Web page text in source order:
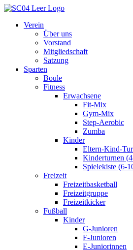
Inhalt
springen
Verein
Über uns
Vorstand
Mitgliedschaft
Satzung
Sparten
Boule
Fitness
Erwachsene
Fit-Mix
Gym-Mix
Step-Aerobic
Zumba
Kinder
Eltern-Kind-
Kinderturnen
Spielekiste (6-
Freizeit
Freizeitbasketball
Freizeitgruppe
Freizeitkicker
Fußball
Kinder
G-Junioren
F-Junioren
E-Juniorinnen